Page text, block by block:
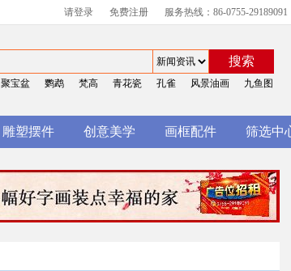
请登录 免费注册 服务热线：86-0755-29189091
搜索
聚宝盆 鹦鹉 梵高 青花瓷 孔雀 风景油画 九鱼图
雕塑摆件 创意美学 画框配件 筛选中